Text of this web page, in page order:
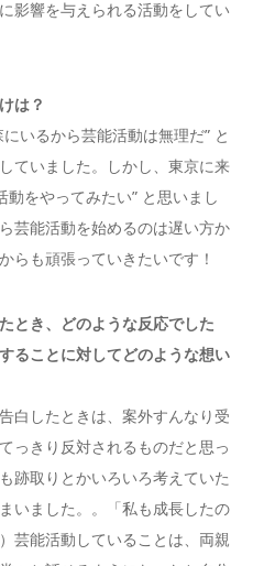
影響を与えられる活動をしてい
は？
いるから芸能活動は無理だ” と
ていました。しかし、東京に来
をやってみたい” と思いまし
芸能活動を始めるのは遅い方か
らも頑張っていきたいです！
とき、どのような反応でした
ることに対してどのような想い
白したときは、案外すんなり受
っきり反対されるものだと思っ
跡取りとかいろいろ考えていた
いました。。「私も成長したの
芸能活動していることは、両親